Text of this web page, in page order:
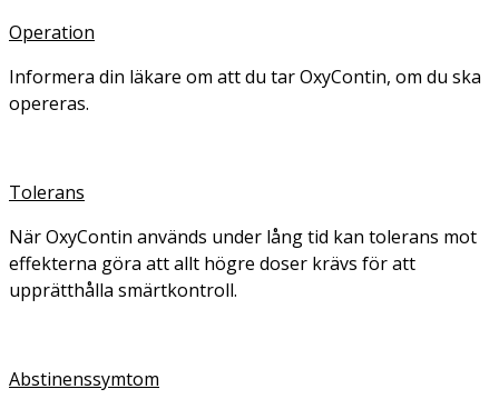
Operation
Informera din läkare om att du tar OxyContin, om du ska
opereras.
Tolerans
När OxyContin används under lång tid kan tolerans mot
effekterna göra att allt högre doser krävs för att
upprätthålla smärtkontroll.
Abstinenssymtom